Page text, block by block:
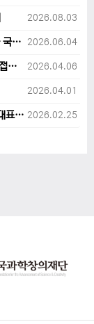
2026.08.03
[필독] 2027년 제38회 국제생물올림피아드 참가 국가대표 1차후보자 선발고사 범위 및 일정 안내 2026.06.04
[필독] 2027년 38회 IBO 참가 국가대표 지원자 접수 마감 및 원격교육 관련 공지사항 안내입니다. 2026.04.06
2026.04.01
2027년 제38회 국제생물올림피아드(IBO) 국가대표 후보자 지원 안내 2026.02.25